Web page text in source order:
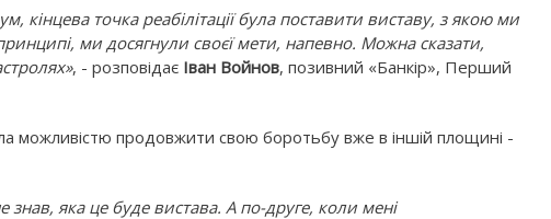
кінцева точка реабілітації була поставити виставу, з якою ми
ми досягнули своєї мети, напевно. Можна сказати,
, - розповідає Іван Войнов, позивний «Банкір», Перший
можливістю продовжити свою боротьбу вже в іншій площині -
яка це буде вистава. А по-друге, коли мені